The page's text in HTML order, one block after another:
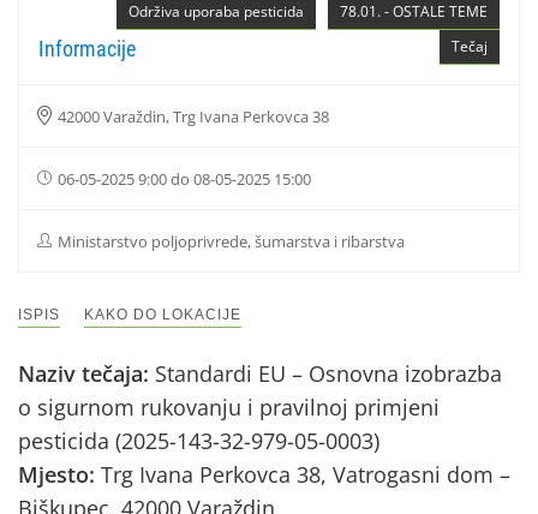
78.01. - OSTALE TEME
Održiva uporaba pesticida
Tečaj
Informacije
42000 Varaždin, Trg Ivana Perkovca 38
06-05-2025 9:00 do 08-05-2025 15:00
Ministarstvo poljoprivrede, šumarstva i ribarstva
ISPIS KAKO DO LOKACIJE
Naziv tečaja: Standardi EU – Osnovna izobrazba
o sigurnom rukovanju i pravilnoj primjeni
pesticida (2025-143-32-979-05-0003)
Mjesto: Trg Ivana Perkovca 38, Vatrogasni dom –
Biškupec, 42000 Varaždin